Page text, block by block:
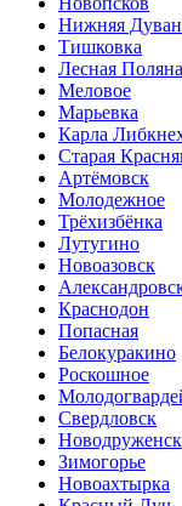
Нижняя
Тишковка
Лесная Поляна
Меловое
Марьевка
Карла
Старая
Артёмовск
Молодежное
Трёхизбёнка
Лутугино
Новоазовск
Краснодон
Попасная
Белокуракино
Роскошное
Свердловск
Новодруженск
Зимогорье
Новоахтырка